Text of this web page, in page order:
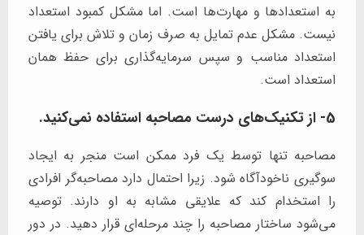
به استعداد‌ها و مهارت‌ها است. اما مشکل کمبود استعداد
نیست. مشکل عدم تمایل به صرف زمان و تلاش برای یافتن
استعداد مناسب و سپس سرمایه‌گذاری برای حفظ همان
استعداد است.
5- از تکنیک‌های درست مصاحبه استفاده نمی‌کنید.
مصاحبه تنها توسط یک فرد ممکن است منجر به ایجاد
سوگیری ناخودآگاه شود. زیرا احتمال دارد مصاحبه‌گر افرادی
را استخدام کند که علایقی مشابه به او دارند. توصیه
می‌شود ساختار مصاحبه را چند مرحله‌ای قرار دهید. در دور